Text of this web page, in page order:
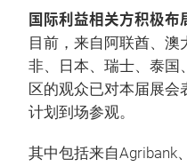
国际利益相关方积极布
目前，来自阿联酋、
非、日本、瑞士、泰国
区的观众已对本届展
计划到场参观。
其中包括来自Agribank